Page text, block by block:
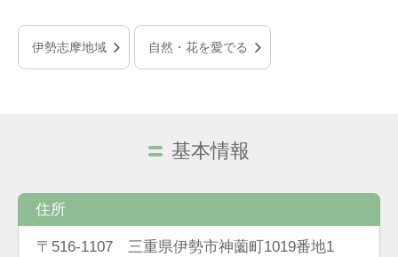
伊勢志摩地域 自然・花を愛でる
基本情報
住所
〒516-1107 三重県伊勢市神薗町1019番地1